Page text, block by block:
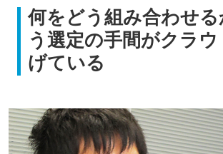
何をどう組み合わせ
う選定の手間がクラ
げている